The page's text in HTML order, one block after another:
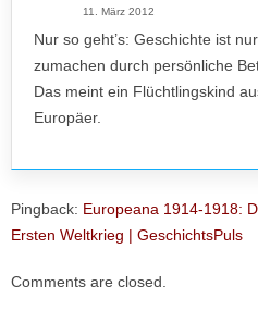
11. März 2012
Nur so geht’s: Geschichte ist
zumachen durch persönliche
Das meint ein Flüchtlingskind
Europäer.
Pingback: Europeana 1914-1918:
Ersten Weltkrieg | GeschichtsPuls
Comments are closed.